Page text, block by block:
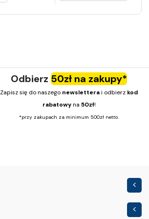
Odbierz 50zł na zakupy*
Zapisz się do naszego newsletterai odbierz kod
rabatowyna 50zł!
*przy zakupach za minimum 500zł netto.